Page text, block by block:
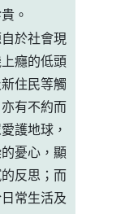
。
於社會現
癮的低頭
住民等觸
有不約而
護地球，
憂心，顯
反思；而
常生活及